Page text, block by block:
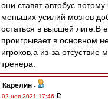
они ставят автобус
меньших усилий мозгов
остаться в высшей лиге.В
проигрывает в основном
игроков,а из-за отсуствие
тренера.
Карелин -
02 ноя 2021 17:46